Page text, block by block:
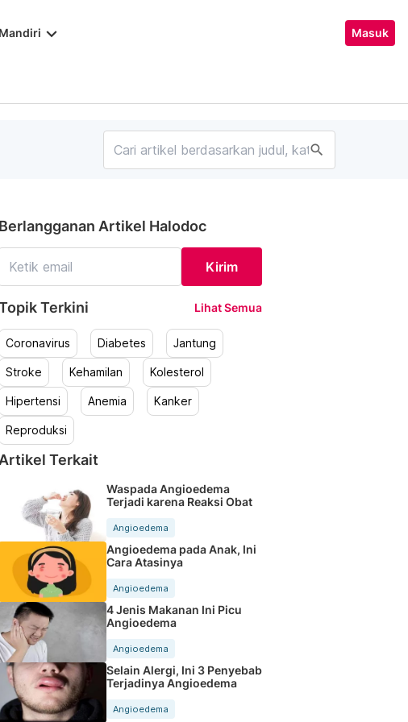
keyboard_arrow_down Masuk
search
Berlangganan Artikel Halodoc
Kirim
Terkini Lihat Semua
Coronavirus Diabetes Jantung
Stroke Kehamilan Kolesterol
Hipertensi Anemia Kanker
Reproduksi
Artikel Terkait
Waspada Angioedema
Terjadi karena Reaksi Obat
Angioedema
Angioedema pada Anak, Ini
Cara Atasinya
Angioedema
4 Jenis Makanan Ini Picu
Angioedema
Angioedema
Selain Alergi, Ini 3 Penyebab
Terjadinya Angioedema
Angioedema